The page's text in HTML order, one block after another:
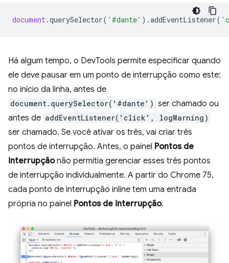
document .querySelector( '#dante' ).addEventListener(
Há algum tempo, o DevTools permite especificar quando
ele deve pausar em um ponto de interrupção como este:
no início da linha, antes de
document.querySelector('#dante') ser chamado ou
antes de addEventListener('click', logWarning)
ser chamado. Se você ativar os três, vai criar três
pontos de interrupção. Antes, o painel Pontos de
interrupçãonão permitia gerenciar esses três pontos
de interrupção individualmente. A partir do Chrome 75,
cada ponto de interrupção inline tem uma entrada
própria no painel Pontos de interrupção.